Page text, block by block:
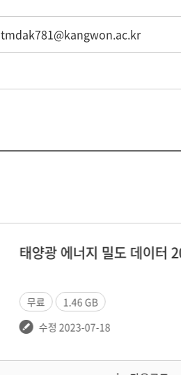
tmdak781@kangwon.ac.kr
너지 밀도 데이터 2023년 05월
1.46 GB
07-18